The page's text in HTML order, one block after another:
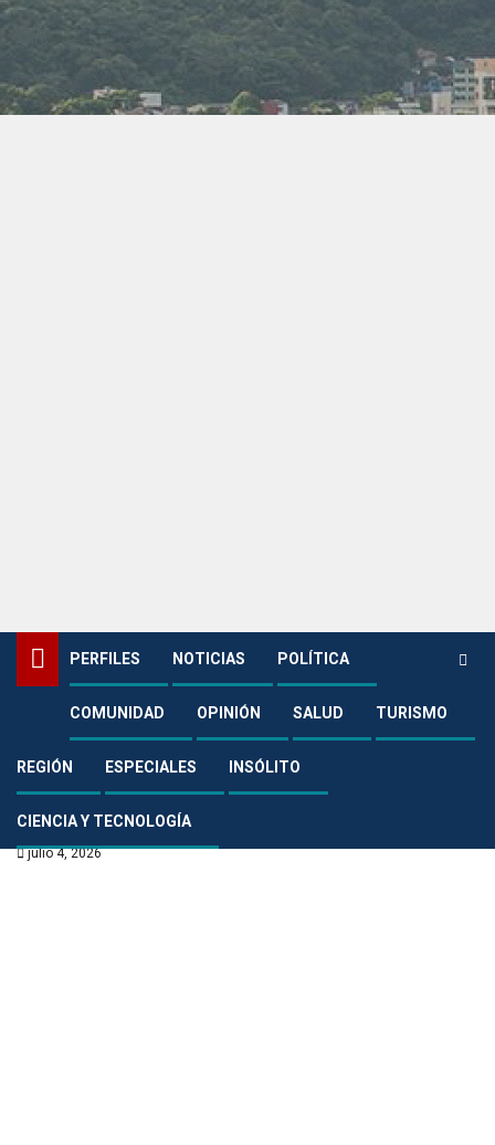
PERFILES NOTICIAS POLÍTICA
COMUNIDAD OPINIÓN SALUD TURISMO
REGIÓN ESPECIALES INSÓLITO
CIENCIA Y TECNOLOGÍA
Uncategorized
Cormacarena avanza en la jornada de alimentación de 177 caimanes
tras cinco meses de ayuno prolongado
Uncategorized
julio 4, 2026